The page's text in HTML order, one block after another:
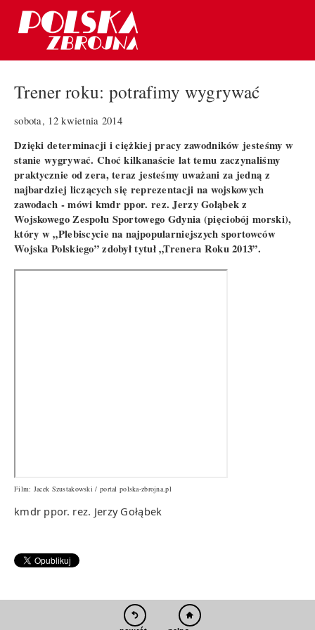
Trener roku: potrafimy wygrywać
sobota, 12 kwietnia 2014
Dzięki determinacji i ciężkiej pracy zawodników jesteśmy w
stanie wygrywać. Choć kilkanaście lat temu zaczynaliśmy
praktycznie od zera, teraz jesteśmy uważani za jedną z
najbardziej liczących się reprezentacji na wojskowych
zawodach - mówi kmdr ppor. rez. Jerzy Gołąbek z
Wojskowego Zespołu Sportowego Gdynia (pięciobój morski),
który w „Plebiscycie na najpopularniejszych sportowców
Wojska Polskiego” zdobył tytuł „Trenera Roku 2013”.
Film: Jacek Szustakowski / portal polska-zbrojna.pl
kmdr ppor. rez. Jerzy Gołąbek